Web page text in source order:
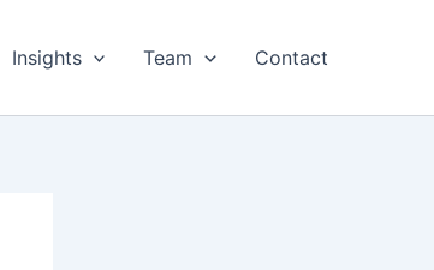
Insights Team Contact